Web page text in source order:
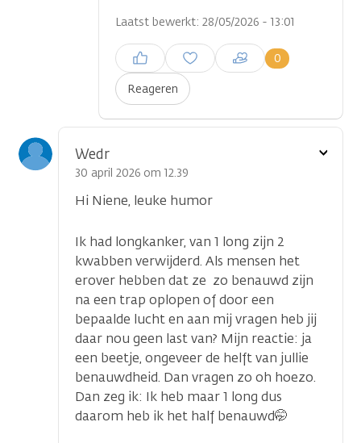
Laatst bewerkt: 28/05/2026 - 13:01
Reageren
0
Inloggen om een reactie te
plaatsen
Wedr
30 april 2026 om 12.39
Hi Niene, leuke humor
Ik had longkanker, van 1 long zijn 2
kwabben verwijderd. Als mensen het
erover hebben dat ze zo benauwd zijn
na een trap oplopen of door een
bepaalde lucht en aan mij vragen heb jij
daar nou geen last van? Mijn reactie: ja
een beetje, ongeveer de helft van jullie
benauwdheid. Dan vragen zo oh hoezo.
Dan zeg ik: Ik heb maar 1 long dus
daarom heb ik het half benauwd🤭
Toon